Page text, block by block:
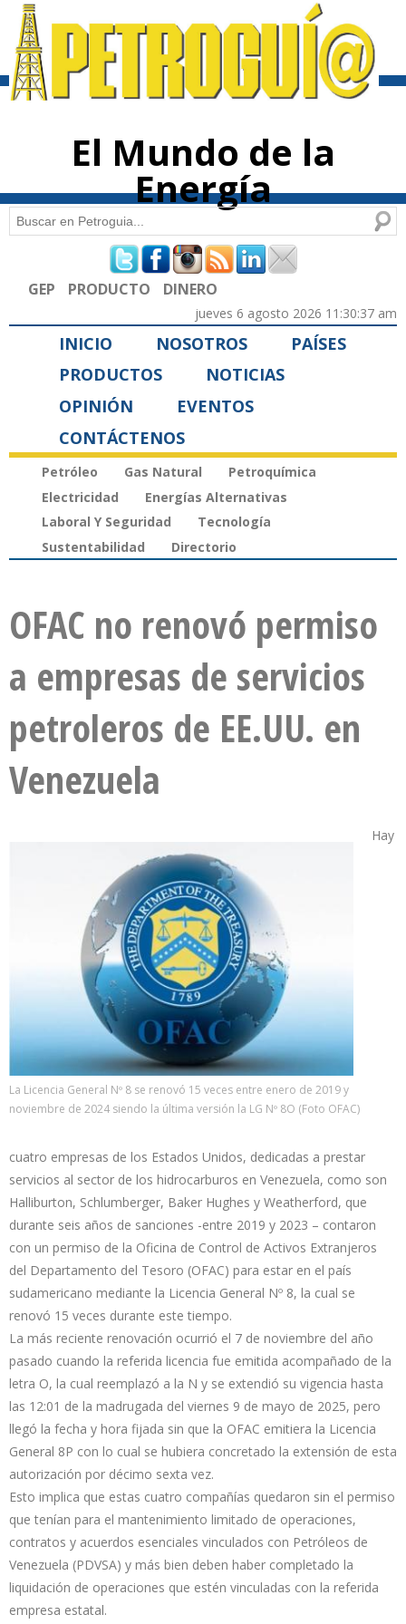
contenido
El Mundo de la
Energía
Formulario de búsqueda
Buscar
GEP PRODUCTO DINERO
jueves 6 agosto 2026 11:30:37 am
INICIO NOSOTROS
PAÍSES
PRODUCTOS
NOTICIAS
OPINIÓN
EVENTOS
CONTÁCTENOS
Petróleo Gas Natural
Petroquímica
Electricidad
Energías Alternativas
Laboral Y Seguridad
Tecnología
Sustentabilidad
Directorio
OFAC no renovó permiso
a empresas de servicios
petroleros de EE.UU. en
Venezuela
La Licencia General Nº 8 se renovó 15 veces entre enero de 2019 y
noviembre de 2024 siendo la última versión la LG Nº 8O (Foto OFAC)
Hay
cuatro empresas de los Estados Unidos, dedicadas a prestar
servicios al sector de los hidrocarburos en Venezuela, como son
Halliburton, Schlumberger, Baker Hughes y Weatherford, que
durante seis años de sanciones -entre 2019 y 2023 – contaron
con un permiso de la Oficina de Control de Activos Extranjeros
del Departamento del Tesoro (OFAC) para estar en el país
sudamericano mediante la Licencia General Nº 8, la cual se
renovó 15 veces durante este tiempo.
La más reciente renovación ocurrió el 7 de noviembre del año
pasado cuando la referida licencia fue emitida acompañado de la
letra O, la cual reemplazó a la N y se extendió su vigencia hasta
las 12:01 de la madrugada del viernes 9 de mayo de 2025, pero
llegó la fecha y hora fijada sin que la OFAC emitiera la Licencia
General 8P con lo cual se hubiera concretado la extensión de esta
autorización por décimo sexta vez.
Esto implica que estas cuatro compañías quedaron sin el permiso
que tenían para el mantenimiento limitado de operaciones,
contratos y acuerdos esenciales vinculados con Petróleos de
Venezuela (PDVSA) y más bien deben haber completado la
liquidación de operaciones que estén vinculadas con la referida
empresa estatal.